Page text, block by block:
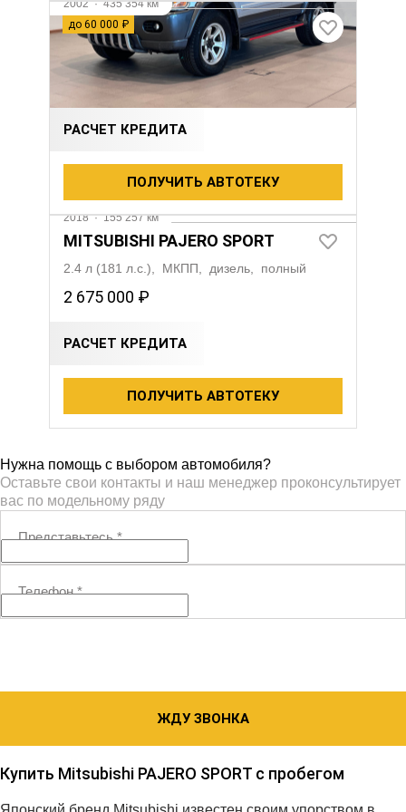
до 60 000 ₽
2002·435 354 км
MITSUBISHI PAJERO SPORT
3 л (170 л.с.), АКПП, бензин, полный
640 000 ₽ 700 000 ₽
РАСЧЕТ КРЕДИТА
ПОЛУЧИТЬ АВТОТЕКУ
2018·155 257 км
MITSUBISHI PAJERO SPORT
2.4 л (181 л.с.), МКПП, дизель, полный
2 675 000 ₽
РАСЧЕТ КРЕДИТА
ПОЛУЧИТЬ АВТОТЕКУ
Нужна помощь с выбором автомобиля?
Оставьте свои контакты и наш менеджер проконсультирует
вас по модельному ряду
Представьтесь*
Телефон*
ЖДУ ЗВОНКА
Купить Mitsubishi PAJERO SPORT с пробегом